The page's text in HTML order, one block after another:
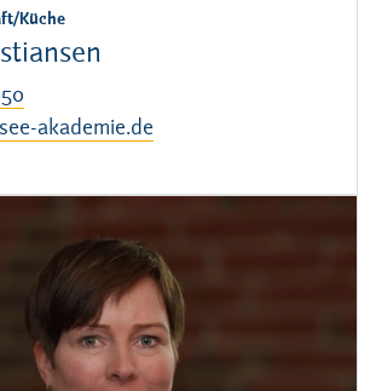
Küche
akademie.de